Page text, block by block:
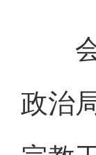
会
政治